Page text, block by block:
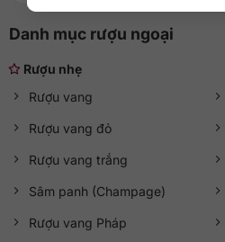
Danh mục rượu ngoại
Rượu nhẹ
Rượu vang
Rượu vang đỏ
Rượu vang trắng
Sâm panh (Champage)
Rượu vang Pháp